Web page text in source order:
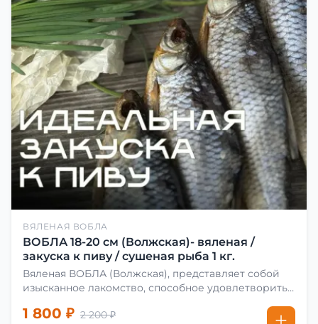
ВЯЛЕНАЯ ВОБЛА
ВОБЛА 18-20 см (Волжская)- вяленая /
закуска к пиву / сушеная рыба 1 кг.
Вяленая ВОБЛА (Волжская), представляет собой
изысканное лакомство, способное удовлетворить
сделать вяленую воблу, её сначала хорошо солят.
1 800 ₽ 2 200 ₽